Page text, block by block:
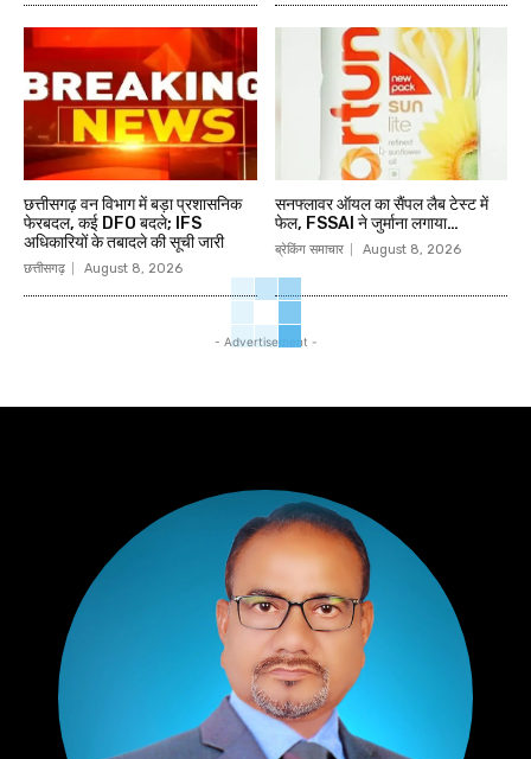
छत्तीसगढ़ वन विभाग में बड़ा प्रशासनिक
फेरबदल, कई DFO बदले; IFS
अधिकारियों के तबादले की सूची जारी
छत्तीसगढ़ August 8, 2026
सनफ्लावर ऑयल का सैंपल लैब टेस्ट में
फेल, FSSAI ने जुर्माना लगाया…
ब्रेकिंग समाचार August 8, 2026
- Advertisement -